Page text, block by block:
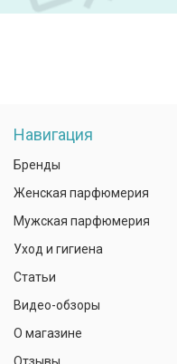
Навигация
Бренды
Женская парфюмерия
Мужская парфюмерия
Уход и гигиена
Статьи
Видео-обзоры
О магазине